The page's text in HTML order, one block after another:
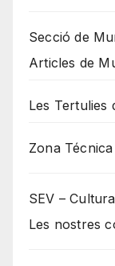
Secció de
Articles de
Les Tertulies
Zona Técnica
SEV – Cultura
Les nostres